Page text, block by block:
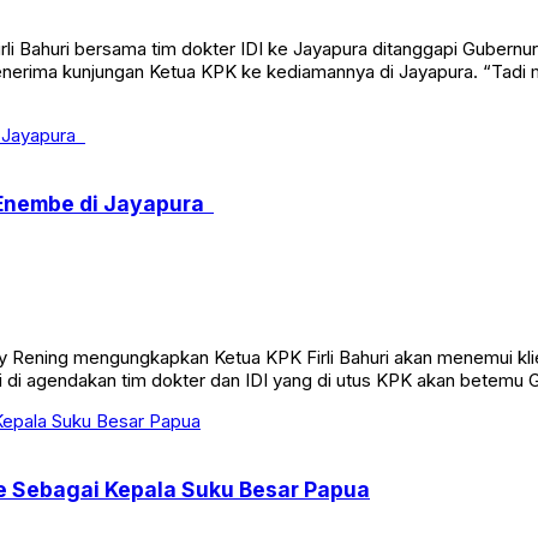
Bahuri bersama tim dokter IDI ke Jayapura ditanggapi
kunjungan Ketua KPK ke kediamannya di Jayapura.
di Jayapura
mengungkapkan Ketua KPK Firli Bahuri akan menemui
agendakan tim dokter dan IDI yang di utus KPK akan
Kepala Suku Besar Papua